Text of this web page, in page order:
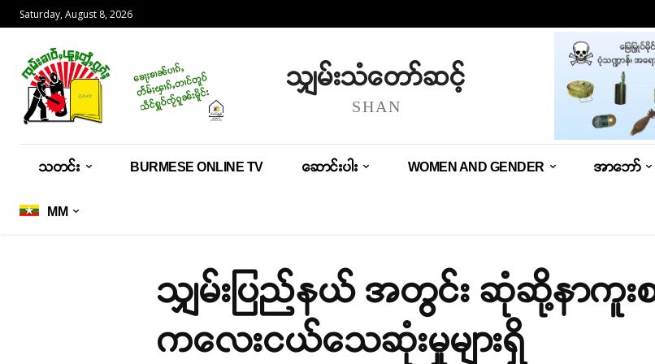
Saturday, August 8, 2026
သျှမ်းသံတော်ဆင့်
SHAN
သတင်း BURMESE ONLINE TV ဆောင်းပါး WOMEN AND GENDER အာဘော်
MM
သျှမ်းပြည်နယ် အတွင်း ဆုံဆို့နာကူး
ကလေးငယ်သေဆုံးမှုများရှိ